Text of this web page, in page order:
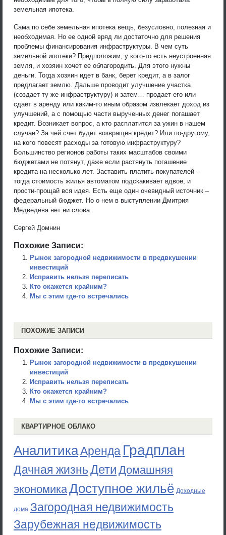
земельная ипотека.
Сама по себе земельная ипотека вещь, безусловно, полезная и
необходимая. Но ее одной вряд ли достаточно для решения
проблемы финансирования инфраструктуры. В чем суть
земельной ипотеки? Предположим, у кого-то есть неустроенная
земля, и хозяин хочет ее облагородить. Для этого нужны
деньги. Тогда хозяин идет в банк, берет кредит, а в залог
предлагает землю. Дальше проводит улучшение участка
(создает ту же инфраструктуру) и затем… продает его или
сдает в аренду или каким-то иным образом извлекает доход из
улучшений, а с помощью части вырученных денег погашает
кредит. Возникает вопрос, а кто расплатится за ужин в нашем
случае? За чей счет будет возвращен кредит? Или по-другому,
на кого повесят расходы за готовую инфраструктуру?
Большинство регионов работы таких масштабов своими
бюджетами не потянут, даже если растянуть погашение
кредита на несколько лет. Заставить платить покупателей –
тогда стоимость жилья автоматом подскакивает вдвое, и
прости-прощай вся идея. Есть еще один очевидный источник –
федеральный бюджет. Но о нем в выступлении Дмитрия
Медведева нет ни слова.
Сергей Домнин
Похожие Записи:
Рынок загородной недвижимости в предвкушении
инвестиций
Исправить нельзя переписать
Кто окажется крайним?
Мы с этим где-то встречались
ПОХОЖИЕ ЗАПИСИ
Похожие Записи:
Рынок загородной недвижимости в предвкушении
инвестиций
Исправить нельзя переписать
Кто окажется крайним?
Мы с этим где-то встречались
КВАРТИРНОЕ ОБЛАКО
АналитикаАренда Градплан
Дачная жизньДети Домашняя
экономикаДоступное жильё Доходные
дома Загородная недвижимость
Зарубежная недвижимость